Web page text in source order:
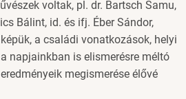
voltak, pl. dr. Bartsch Samu,
Bálint, id. és ifj. Éber Sándor,
a családi vonatkozások, helyi
napjainkban is elismerésre méltó
megismerése élővé